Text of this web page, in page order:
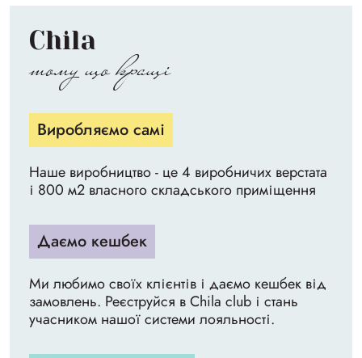
Chila
тому що кращі
Виробляємо самі
Наше виробництво - це 4 виробничих верстата
і 800 м2 власного складського приміщення
Даємо кешбек
Ми любимо своїх клієнтів і даємо кешбек від
замовлень. Реєструйся в Chila club і стань
учасником нашої системи лояльності.